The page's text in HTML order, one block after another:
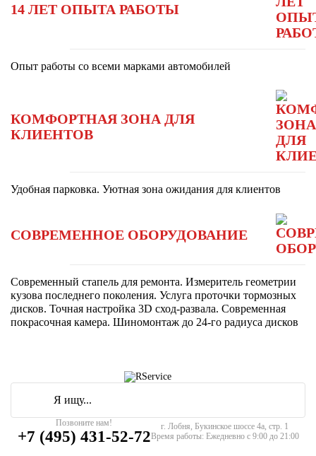
14 ЛЕТ ОПЫТА РАБОТЫ
Опыт работы со всеми марками автомобилей
КОМФОРТНАЯ ЗОНА ДЛЯ
КЛИЕНТОВ
Удобная парковка. Уютная зона ожидания для клиентов
СОВРЕМЕННОЕ ОБОРУДОВАНИЕ
Современный стапель для ремонта. Измеритель геометрии
кузова последнего поколения. Услуга проточки тормозных
дисков. Точная настройка 3D сход-развала. Современная
покрасочная камера. Шиномонтаж до 24-го радиуса дисков
Позвоните нам!
+7 (495) 431-52-72
г. Лобня, Букинское шоссе 4а, стр. 1
Время работы: Ежедневно с 9:00 до 21:00